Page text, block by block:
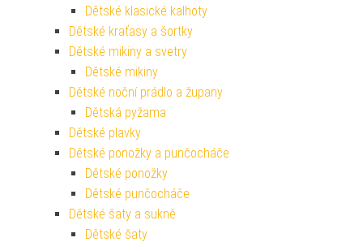
Dětské klasické kalhoty
Dětské kraťasy a šortky
Dětské mikiny a svetry
Dětské mikiny
Dětské noční prádlo a župany
Dětská pyžama
Dětské plavky
Dětské ponožky a punčocháče
Dětské ponožky
Dětské punčocháče
Dětské šaty a sukně
Dětské šaty